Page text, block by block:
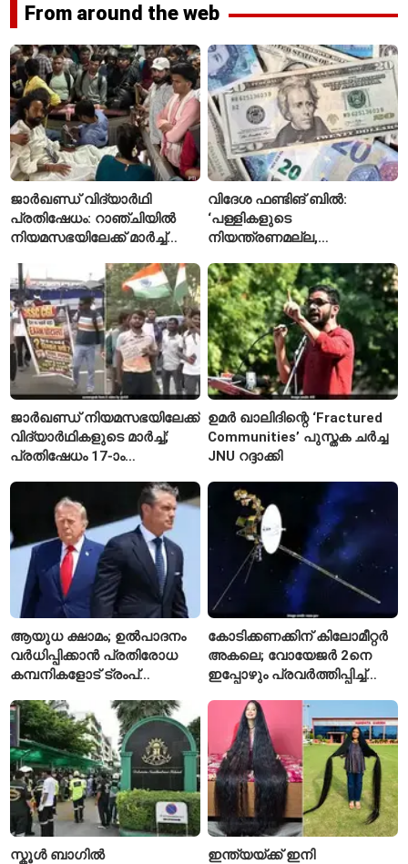
From around the web
ജാർഖണ്ഡ് വിദ്യാർഥി
പ്രതിഷേധം: റാഞ്ചിയിൽ
നിയമസഭയിലേക്ക് മാർച്ച്
വിദേശ ഫണ്ടിങ് ബിൽ:
‘പള്ളികളുടെ
നിയന്ത്രണമല്ല,
— കേന്ദ്രത്തിന്റെ
വിശദീകരണം
ജാർഖണ്ഡ് നിയമസഭയിലേക്ക്
വിദ്യാർഥികളുടെ മാർച്ച്;
പ്രതിഷേധം 17-ാം
ഉമർ ഖാലിദിന്റെ ‘Fractured
Communities’ പുസ്തക ചർച്ച
JNU റദ്ദാക്കി
ആയുധ ക്ഷാമം; ഉൽപാദനം
വർധിപ്പിക്കാൻ പ്രതിരോധ
കമ്പനികളോട് ട്രംപ്
കോടിക്കണക്കിന് കിലോമീറ്റർ
അകലെ; വോയേജർ 2നെ
ഇപ്പോഴും പ്രവർത്തിപ്പിച്ച്
സ്കൂൾ ബാഗിൽ
ഇന്ത്യയ്ക്ക് ഇനി